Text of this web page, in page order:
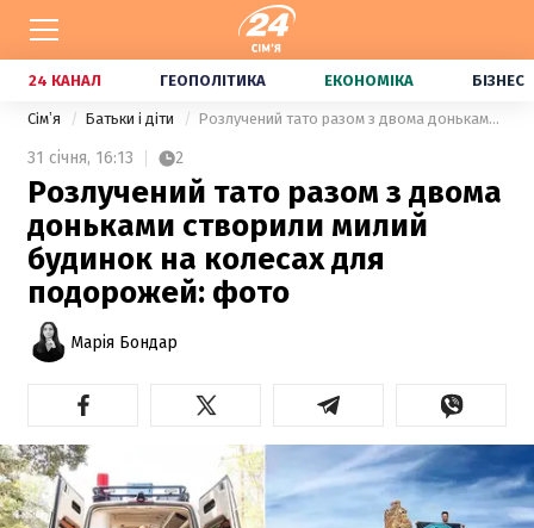
24 КАНАЛ ГЕОПОЛІТИКА ЕКОНОМІКА БІЗНЕС
Сімʼя Батьки і діти Розлучений тато разом з двома доньками створили милий будинок на колесах для подорожей: фото
31 січня, 16:13 2
Розлучений тато разом з двома
доньками створили милий
будинок на колесах для
подорожей: фото
Марія Бондар